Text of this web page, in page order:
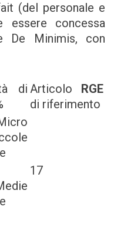
(del personale e
essere concessa
De Minimis, con
di Articolo RGE
di riferimento
17